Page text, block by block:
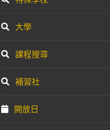
大學
課程搜尋
補習社
開放日